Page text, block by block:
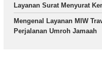
Layanan Surat Menyurat
Mengenal Layanan MIW
Perjalanan Umroh Jamaah